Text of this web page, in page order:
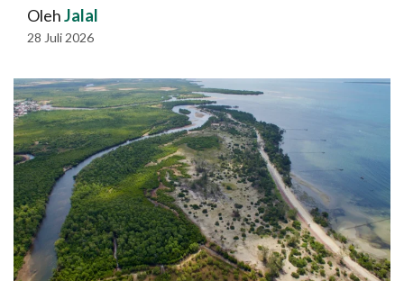
OlehJalal
28 Juli 2026